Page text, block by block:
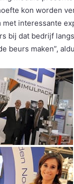
kon worden
interessante
bij dat bedrijf
beurs maken”,